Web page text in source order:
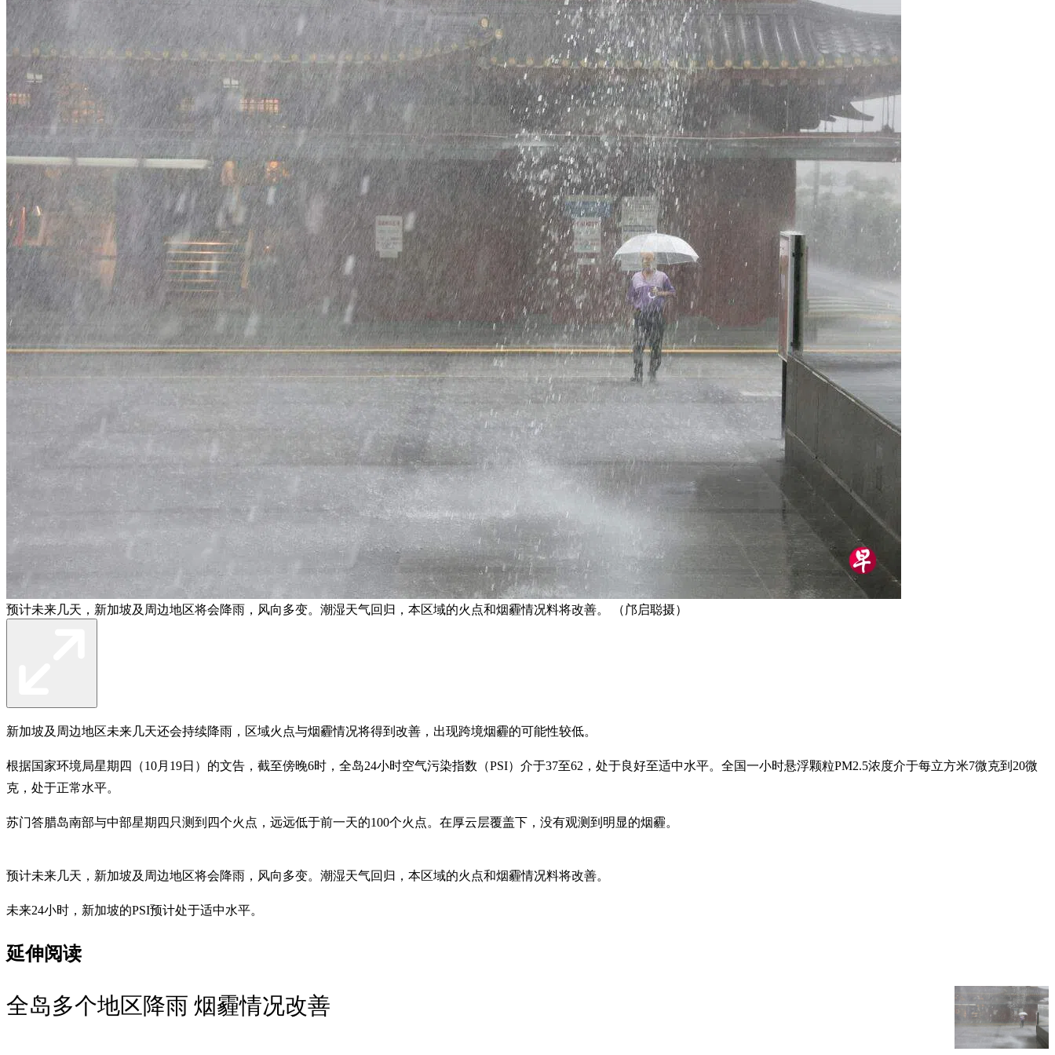
预计未来几天，新加坡及周边地区将会降雨，风向多变。潮湿天气回归，本区域的火点和烟霾情况料将改善。 （邝启聪摄）
新加坡及周边地区未来几天还会持续降雨，区域火点与烟霾情况将得到改善，出现跨境烟霾的可能性较低。
根据国家环境局星期四（10月19日）的文告，截至傍晚6时，全岛24小时空气污染指数（PSI）介于37至62，处于良好至适中水平。全国一小时悬浮颗粒PM2.5浓度介于每立方米7微克到20微
克，处于正常水平。
苏门答腊岛南部与中部星期四只测到四个火点，远远低于前一天的100个火点。在厚云层覆盖下，没有观测到明显的烟霾。
预计未来几天，新加坡及周边地区将会降雨，风向多变。潮湿天气回归，本区域的火点和烟霾情况料将改善。
未来24小时，新加坡的PSI预计处于适中水平。
延伸阅读
全岛多个地区降雨 烟霾情况改善